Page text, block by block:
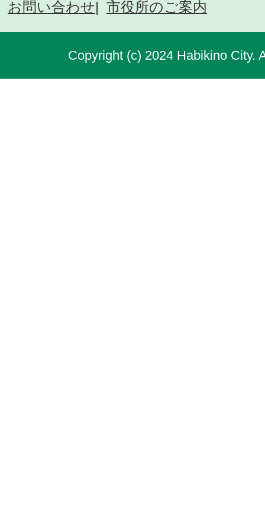
お問い合わせ
市役所のご案内
Copyright (c) 2024 Habikino City.